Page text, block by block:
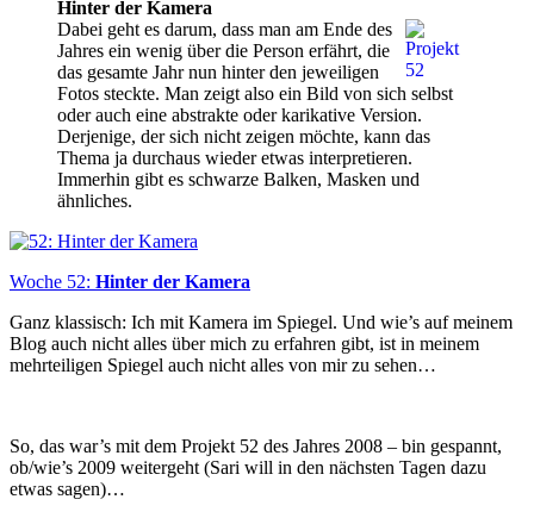
Hinter der Kamera
Dabei geht es darum, dass man am Ende des
Jahres ein wenig über die Person erfährt, die
das gesamte Jahr nun hinter den jeweiligen
Fotos steckte. Man zeigt also ein Bild von sich selbst
oder auch eine abstrakte oder karikative Version.
Derjenige, der sich nicht zeigen möchte, kann das
Thema ja durchaus wieder etwas interpretieren.
Immerhin gibt es schwarze Balken, Masken und
ähnliches.
Woche 52: Hinter der Kamera
Ganz klassisch: Ich mit Kamera im Spiegel. Und wie’s auf meinem
Blog auch nicht alles über mich zu erfahren gibt, ist in meinem
mehrteiligen Spiegel auch nicht alles von mir zu sehen…
So, das war’s mit dem Projekt 52 des Jahres 2008 – bin gespannt,
ob/wie’s 2009 weitergeht (Sari will in den nächsten Tagen dazu
etwas sagen)…